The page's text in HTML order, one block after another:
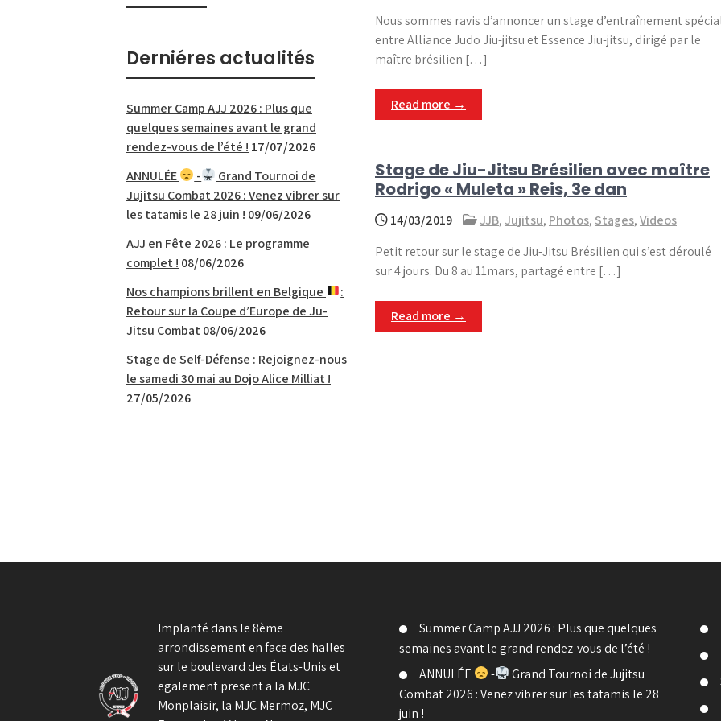
Nous sommes ravis d’annoncer un stage d’entraînement
entre Alliance Judo Jiu-jitsu et Essence Jiu-jitsu, dirigé par le
maître brésilien […]
Read more →
Stage de Jiu-Jitsu Brésilien avec maître
Rodrigo « Muleta » Reis, 3e dan
14/03/2019 JJB, Jujitsu, Photos, Stages,Videos
Petit retour sur le stage de Jiu-Jitsu Brésilien qui s’est déroulé
sur 4 jours. Du 8 au 11mars, partagé entre […]
Read more →
Derniéres actualités
Summer Camp AJJ 2026 : Plus que
quelques semaines avant le grand
rendez-vous de l’été ! 17/07/2026
ANNULÉE
-
Grand Tournoi de
Jujitsu Combat 2026 : Venez vibrer sur
les tatamis le 28 juin ! 09/06/2026
AJJ en Fête 2026 : Le programme
complet ! 08/06/2026
Nos champions brillent en Belgique
:
Retour sur la Coupe d’Europe de Ju-
Jitsu Combat 08/06/2026
Stage de Self-Défense : Rejoignez-nous
le samedi 30 mai au Dojo Alice Milliat !
27/05/2026
Implanté dans le 8ème
arrondissement en face des halles
sur le boulevard des États-Unis et
egalement present a la MJC
Monplaisir, la MJC Mermoz, MJC
Summer Camp AJJ 2026 : Plus que quelques
semaines avant le grand rendez-vous de l’été !
ANNULÉE
-
Grand Tournoi de Jujitsu
Combat 2026 : Venez vibrer sur les tatamis le 28
juin !